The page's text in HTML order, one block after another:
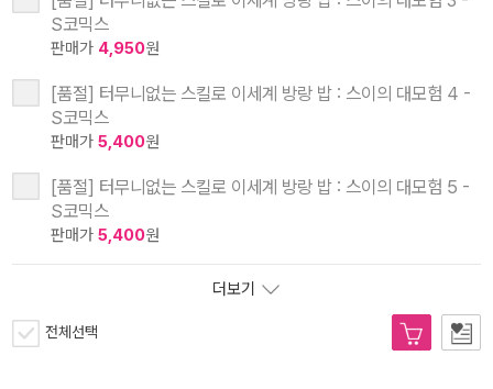
S코믹스
판매가 4,950원
[품절] 터무니없는 스킬로 이세계 방랑 밥 : 스이의 대모험 4 -
S코믹스
판매가 5,400원
[품절] 터무니없는 스킬로 이세계 방랑 밥 : 스이의 대모험 5 -
S코믹스
판매가 5,400원
더보기
전체선택